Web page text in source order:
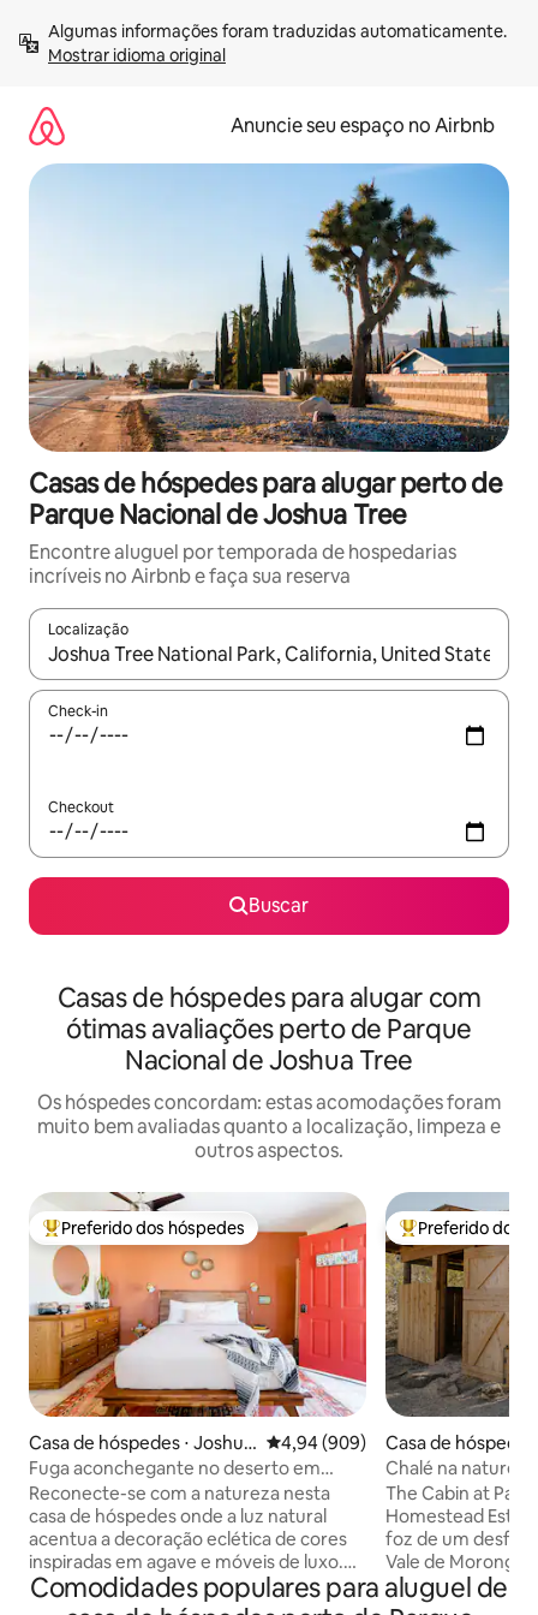
para
Mostrar idioma original
Anuncie seu espaço no Airbnb
Casas de hóspedes para alugar perto de
Parque Nacional de Joshua Tree
Encontre aluguel por temporada de hospedarias
incríveis no Airbnb e faça sua reserva
Localização
Quando os resultados estiverem disponíveis, explore-os
Check-in
Checkout
Buscar
Casas de hóspedes para alugar com
ótimas avaliações perto de Parque
Nacional de Joshua Tree
Os hóspedes concordam: estas acomodações foram
muito bem avaliadas quanto a localização, limpeza e
outros aspectos.
Entre os melhores preferidos dos hóspedes
Preferido dos hóspedes
Casa de hóspedes ⋅ Joshua
Tree
4,94 de uma avaliação média de
4,94 (909)
Fuga aconchegante no deserto em
Joshua Tree
Reconecte-se com a natureza nesta
casa de hóspedes onde a luz natural
acentua a decoração eclética de cores
inspiradas em agave e móveis de luxo.
Passe um tempo no jardim com vista
para as árvores de Joshua e montanhas
Entre os
Preferido dos
Casa de
o Valley
Chalé na
banheira a lenha
The Cabin at
Homestead Este chalé tranquilo fica na
foz de um
Vale de
altitude encontra
Gorgonio e San
Comodidades populares para aluguel de